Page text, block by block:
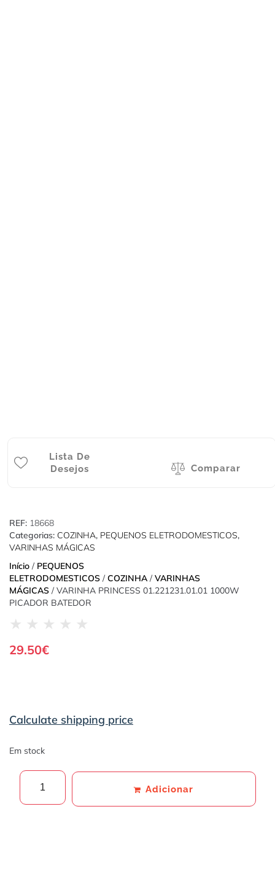
Lista De
Desejos
Comparar
REF: 18668
Categorias: COZINHA, PEQUENOS ELETRODOMESTICOS,
VARINHAS MÁGICAS
Início / PEQUENOS
ELETRODOMESTICOS / COZINHA / VARINHAS
MÁGICAS / VARINHA PRINCESS 01.221231.01.01 1000W
PICADOR BATEDOR
★ ★ ★ ★ ★
29.50€
Calculate shipping price
Em stock
Adicionar